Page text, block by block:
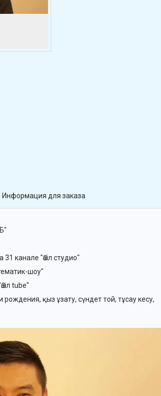
Информация для заказа
канале "Әзіл студио"
шоу"
tube"
рождения, қыз ұзату, сүндет той, тұсау кесу,